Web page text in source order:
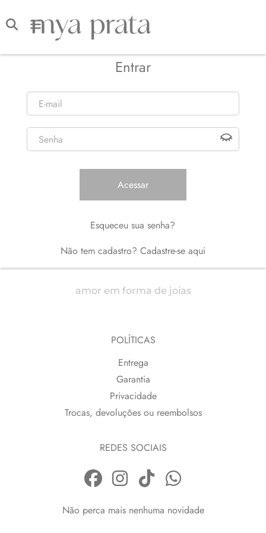
Entrar
E-mail
Senha
Acessar
Esqueceu sua senha?
Não tem cadastro? Cadastre-se aqui
amor em forma de joias
POLÍTICAS
Entrega
Garantia
Privacidade
Trocas, devoluções ou reembolsos
REDES SOCIAIS
Não perca mais nenhuma novidade